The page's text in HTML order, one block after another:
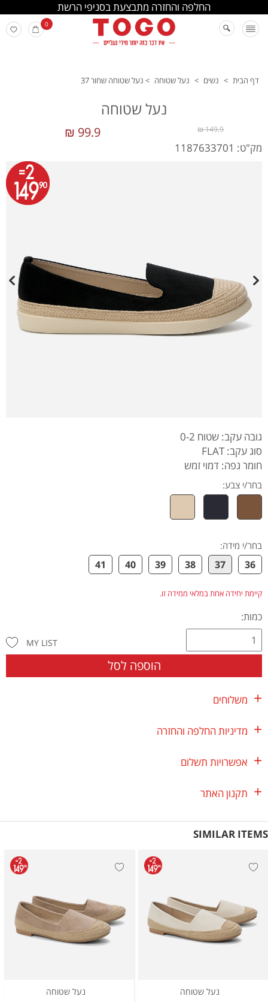
החלפה והחזרה מתבצעת בסניפי הרשת
0
דף הבית > נשים > נעל שטוחה > נעל שטוחה שחור 37
נעל שטוחה
99.9 ₪ 149.9 ₪
מק"ט: 1187633701
גובה עקב: שטוח 0-2
סוג עקב: FLAT
חומר גפה: דמוי זמש
בחר/י צבע:
בחר/י מידה:
36
37
38
39
40
41
קיימת יחידה אחת במלאי ממידה זו.
כמות:
הוספה לסל
MY LIST
משלוחים
מדיניות החלפה והחזרה
אפשרויות תשלום
תקנון האתר
SIMILAR ITEMS
נעל שטוחה נעל שטוחה